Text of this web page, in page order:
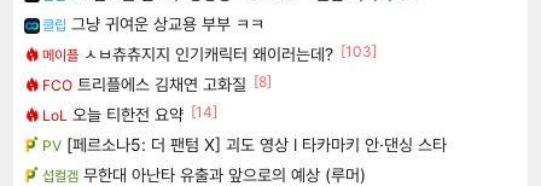
클립 그냥 귀여운 상교용 부부 ㅋㅋ
메이플 ㅅㅂ츄츄지지 인기캐릭터 왜이러는데? [103]
FCO 트리플에스 김채연 고화질 [8]
LoL 오늘 티한전 요약 [14]
PV [페르소나5: 더 팬텀 X] 괴도 영상 l 타카마키 안·댄싱 스타
섭컬겜 무한대 아난타 유출과 앞으로의 예상 (루머)